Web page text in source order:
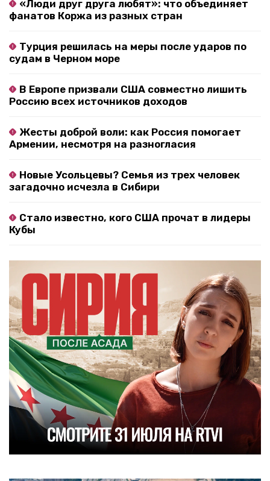
«Люди друг друга любят»: что объединяет
фанатов Коржа из разных стран
Турция решилась на меры после ударов по
судам в Черном море
В Европе призвали США совместно лишить
Россию всех источников доходов
Жесты доброй воли: как Россия помогает
Армении, несмотря на разногласия
Новые Усольцевы? Семья из трех человек
загадочно исчезла в Сибири
Стало известно, кого США прочат в лидеры
Кубы